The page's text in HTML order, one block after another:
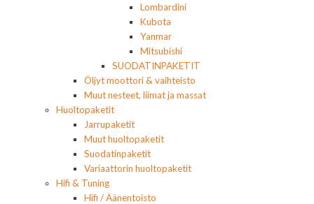
Lombardini
Kubota
Yanmar
Mitsubishi
SUODATINPAKETIT
Öljyt moottori & vaihteisto
Muut nesteet, liimat ja massat
Huoltopaketit
Jarrupaketit
Muut huoltopaketit
Suodatinpaketit
Variaattorin huoltopaketit
Hifi & Tuning
Hifi / Äänentoisto